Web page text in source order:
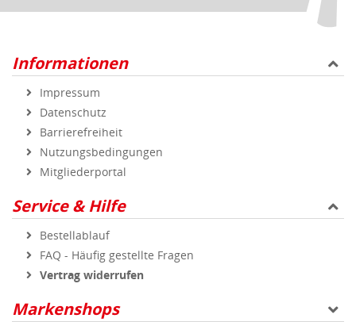
Informationen
Impressum
Datenschutz
Barrierefreiheit
Nutzungsbedingungen
Mitgliederportal
Service & Hilfe
Bestellablauf
FAQ - Häufig gestellte Fragen
Vertrag widerrufen
Markenshops